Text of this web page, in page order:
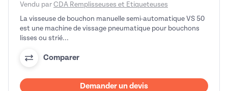
Vendu par CDA Remplisseuses et Etiqueteuses
La visseuse de bouchon manuelle semi-automatique VS 50
est une machine de vissage pneumatique pour bouchons
lisses ou strié...
Comparer
Demander un devis